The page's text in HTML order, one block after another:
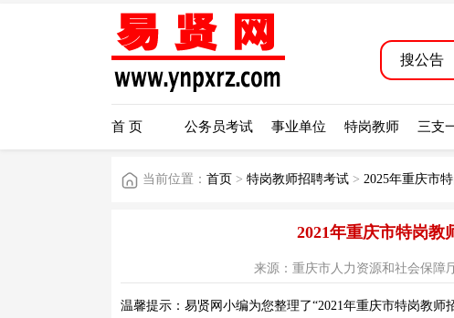
搜公告
首 页 公务员考试 事业单位 特岗教师 三支
当前位置： 首页 > 特岗教师招聘考试 > 2025年重庆市
2021年重庆市特岗教
来源：重庆市人力资源和社会保障
温馨提示：易贤网小编为您整理了“2021年重庆市特岗教师